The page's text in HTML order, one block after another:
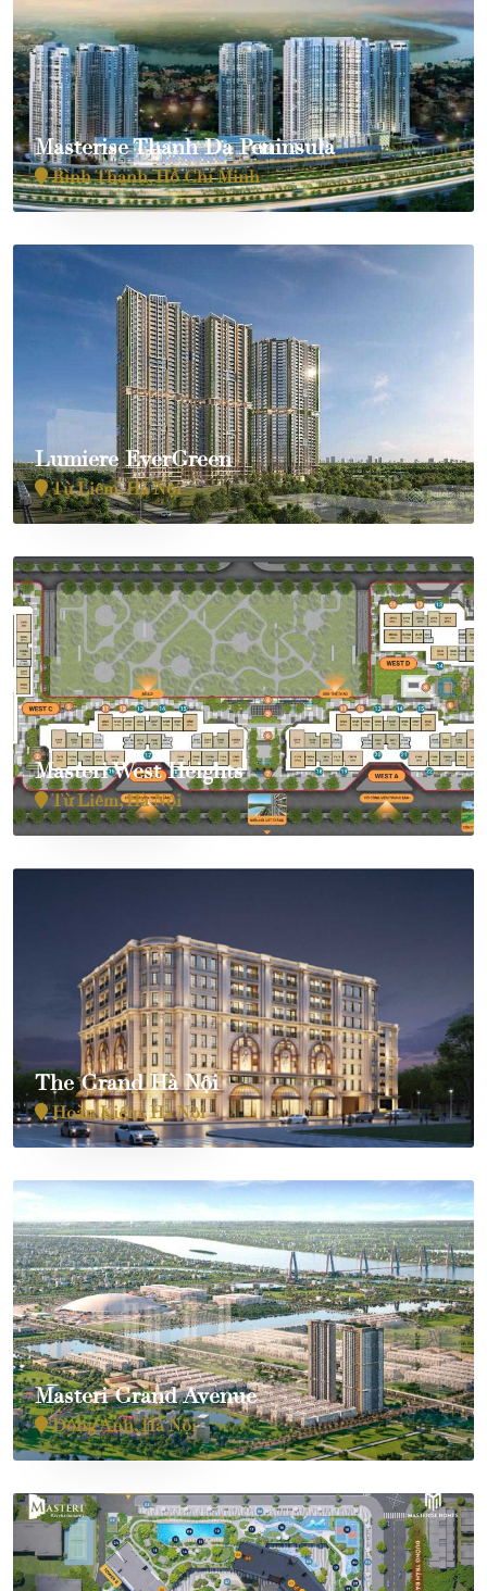
Masterise Thanh Đa Peninsula
Bình Thạnh, Hồ Chí Minh
Lumiere EverGreen
Từ Liêm, Hà Nội
Masteri West Heights
Từ Liêm, Hà Nội
The Grand Hà Nội
Hoàn Kiếm, Hà Nội
Masteri Grand Avenue
Đông Anh, Hà Nội